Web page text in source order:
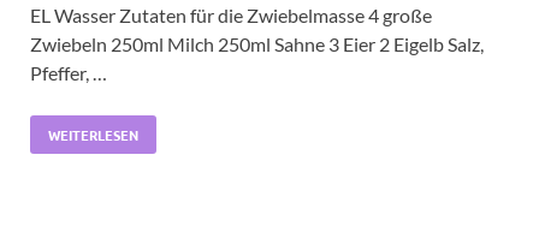
EL Wasser Zutaten für die Zwiebelmasse 4 große
Zwiebeln 250ml Milch 250ml Sahne 3 Eier 2 Eigelb Salz,
Pfeffer, …
WEITERLESEN